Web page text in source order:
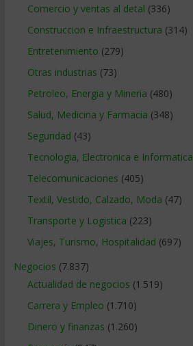
Comercio y ventas al detal (336)
Construccion e Infraestructura (314)
Entretenimiento (279)
Otras industrias (73)
Petroleo, Energia y Mineria (480)
Salud, Medicina y Farmacia (348)
Seguridad (43)
Tecnologia, Electronica e Informatica
Telecomunicaciones (405)
Textil, Vestido, Calzado, Moda (47)
Transporte y Logistica (223)
Viajes, Turismo, Hospitalidad (697)
Negocios (7.837)
Actualidad de negocios (1.519)
Carrera y Empleo (1.710)
Dinero y finanzas (1.260)